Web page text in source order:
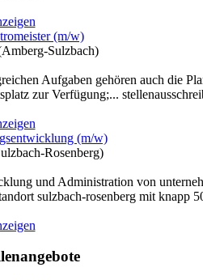
(m/w)
Sulzbach)
Aufgaben gehören auch die
zur Verfügung;...
(m/w)
Rosenberg)
und Administration von
sulzbach-rosenberg mit knapp